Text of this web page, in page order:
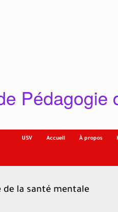
Pédagogie
USV Accueil À propos
de la santé mentale